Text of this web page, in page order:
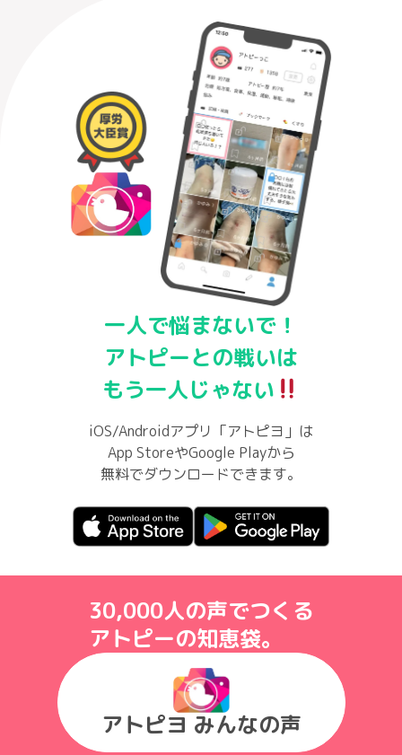
一人で悩まないで！
アトピーとの戦いは
もう一人じゃない
iOS/Androidアプリ「アトピヨ」は
App StoreやGoogle Playから
無料でダウンロードできます。
30,000人の声でつくる
アトピーの知恵袋。
アトピヨ みんなの声